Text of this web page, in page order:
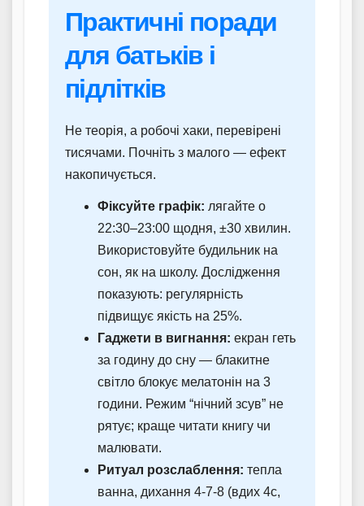
Практичні поради
для батьків і
підлітків
Не теорія, а робочі хаки, перевірені
тисячами. Почніть з малого — ефект
накопичується.
Фіксуйте графік: лягайте о
22:30–23:00 щодня, ±30 хвилин.
Використовуйте будильник на
сон, як на школу. Дослідження
показують: регулярність
підвищує якість на 25%.
Гаджети в вигнання: екран геть
за годину до сну — блакитне
світло блокує мелатонін на 3
години. Режим “нічний зсув” не
рятує; краще читати книгу чи
малювати.
Ритуал розслаблення: тепла
ванна, дихання 4-7-8 (вдих 4с,